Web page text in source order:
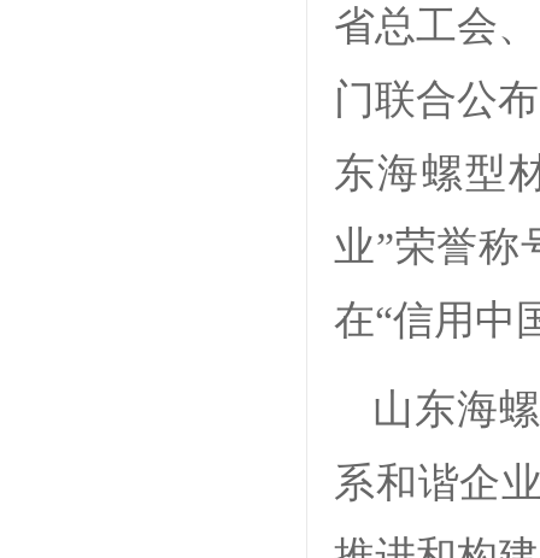
省总工会
门联合公
东海螺型
业”荣誉称
在“信用中
山东海
系和谐企